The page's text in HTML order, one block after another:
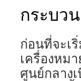
กระบว
ก่อนที่จะเ
เครื่องหม
ศูนย์กลาง